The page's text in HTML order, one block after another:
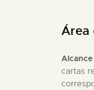
Área
cartas